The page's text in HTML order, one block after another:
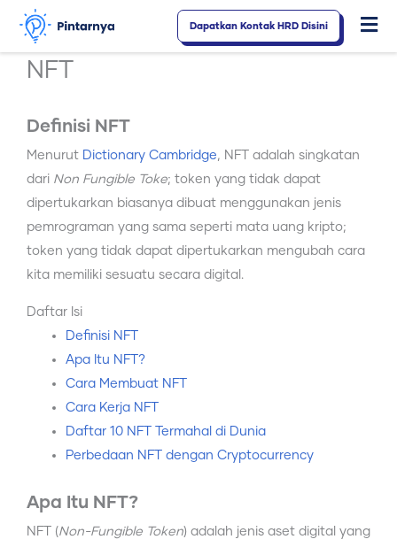
Lewati
konten
Dapatkan Kontak HRD Disini
NFT
Definisi NFT
Menurut Dictionary Cambridge, NFT adalah singkatan
dari Non Fungible Toke; token yang tidak dapat
dipertukarkan biasanya dibuat menggunakan jenis
pemrograman yang sama seperti mata uang kripto;
token yang tidak dapat dipertukarkan mengubah cara
kita memiliki sesuatu secara digital.
Daftar Isi
Definisi NFT
Apa Itu NFT?
Cara Membuat NFT
Cara Kerja NFT
Daftar 10 NFT Termahal di Dunia
Perbedaan NFT dengan Cryptocurrency
Apa Itu NFT?
NFT (Non-Fungible Token) adalah jenis aset digital yang